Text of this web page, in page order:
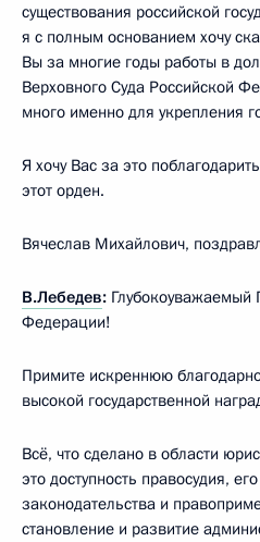
существования российской
я с полным основанием хочу
Вы за многие годы работы в
Верховного Суда Российской
много именно для укрепления
Я хочу Вас за это
этот орден.
Вячеслав Михайлович,
В.Лебедев: Глубокоуважаемый
Федерации!
Примите искреннюю
высокой государственной
Всё, что сделано в области
это доступность правосудия,
законодательства и
становление и развитие